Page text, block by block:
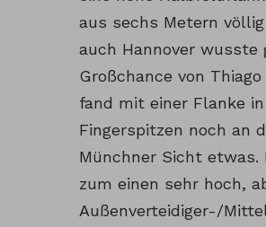
aus sechs Metern
auch Hannover wusste
Großchance von
fand mit einer Flanke
Fingerspitzen noch an
Münchner Sicht
zum einen sehr hoch,
Außenverteidiger-/